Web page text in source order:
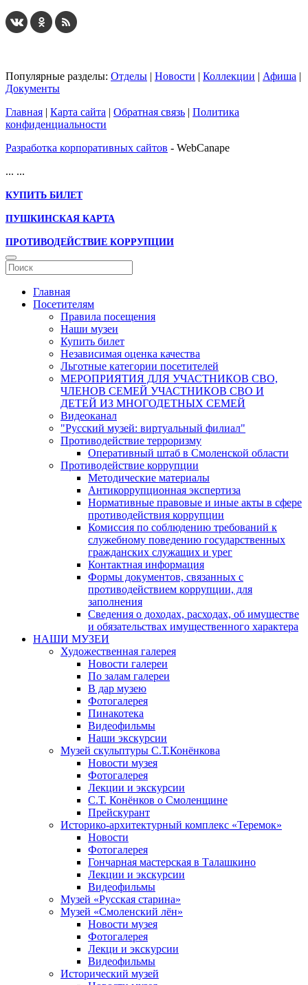
Популярные разделы: Отделы | Новости | Коллекции | Афиша |
Документы
Главная | Карта сайта | Обратная связь | Политика
конфиденциальности
Разработка корпоративных сайтов - WebCanape
... ...
КУПИТЬ БИЛЕТ
ПУШКИНСКАЯ КАРТА
ПРОТИВОДЕЙСТВИЕ КОРРУПЦИИ
Главная
Посетителям
Правила посещения
Наши музеи
Купить билет
Независимая оценка качества
Льготные категории посетителей
МЕРОПРИЯТИЯ ДЛЯ УЧАСТНИКОВ СВО,
ЧЛЕНОВ СЕМЕЙ УЧАСТНИКОВ СВО И
ДЕТЕЙ ИЗ МНОГОДЕТНЫХ СЕМЕЙ
Видеоканал
"Русский музей: виртуальный филиал"
Противодействие терроризму
Оперативный штаб в Смоленской области
Противодействие коррупции
Методические материалы
Антикоррупционная экспертиза
Нормативные правовые и иные акты в сфере
противодействия коррупции
Комиссия по соблюдению требований к
служебному поведению государственных
гражданских служащих и урег
Контактная информация
Формы документов, связанных с
противодействием коррупции, для
заполнения
Сведения о доходах, расходах, об имуществе
и обязательствах имущественного характера
НАШИ МУЗЕИ
Художественная галерея
Новости галереи
По залам галереи
В дар музею
Фотогалерея
Пинакотека
Видеофильмы
Наши экскурсии
Музей скульптуры С.Т.Конёнкова
Новости музея
Фотогалерея
Лекции и экскурсии
С.Т. Конёнков о Смоленщине
Прейскурант
Историко-архитектурный комплекс «Теремок»
Новости
Фотогалерея
Гончарная мастерская в Талашкино
Лекции и экскурсии
Видеофильмы
Музей «Русская старина»
Музей «Смоленский лён»
Новости музея
Фотогалерея
Лекци и экскурсии
Видеофильмы
Исторический музей